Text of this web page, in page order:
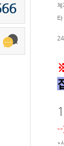
체
타
--
*